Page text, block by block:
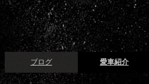
ブログ 愛車紹介